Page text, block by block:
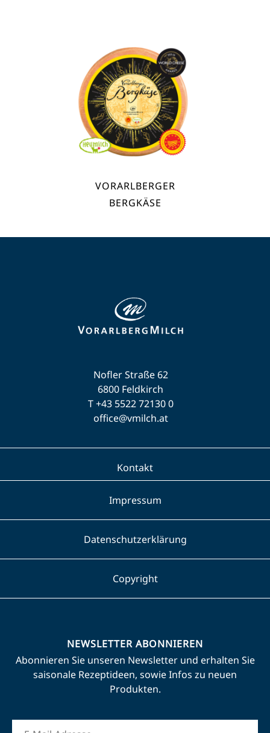
VORARLBERGER
BERGKÄSE
Nofler Straße 62
6800 Feldkirch
T +43 5522 72130 0
office@vmilch.at
Kontakt
Impressum
Datenschutzerklärung
Copyright
NEWSLETTER ABONNIEREN
Abonnieren Sie unseren Newsletter und erhalten Sie
saisonale Rezeptideen, sowie Infos zu neuen
Produkten.